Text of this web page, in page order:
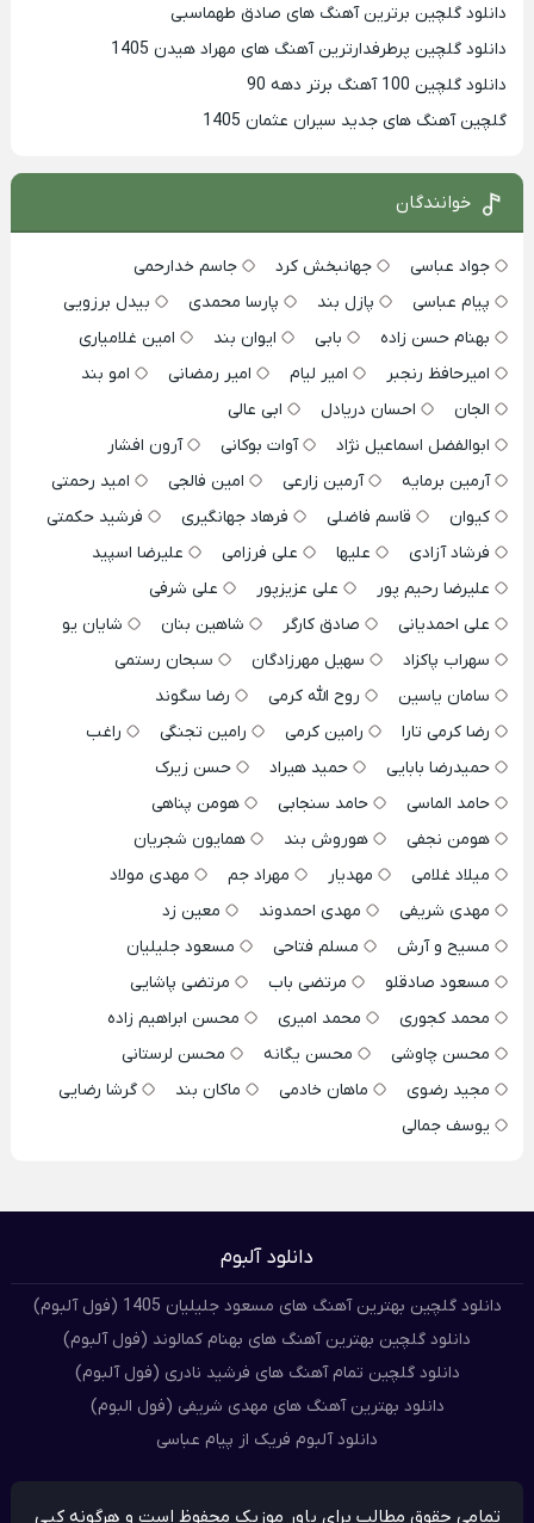
دانلود گلچین برترین آهنگ های صادق طهماسبی
دانلود گلچین پرطرفدارترین آهنگ های مهراد هیدن 1405
دانلود گلچین 100 آهنگ برتر دهه 90
گلچین آهنگ های جدید سیران عثمان 1405
خوانندگان
جواد عباسی جهانبخش کرد
جاسم خدارحمی
پیام عباسی
پازل بند پارسا محمدی
بیدل برزویی
بهنام حسن زاده
بابی ایوان بند
امین غلامیاری
امیرحافظ رنجبر
امیر لیام امیر رمضانی
امو بند
الجان
احسان دریادل
ابی عالی
ابوالفضل اسماعیل نژاد
آوات بوکانی
آرون افشار
آرمین برمایه
آرمین زارعی امین فالجی
امید رحمتی
کیوان
قاسم فاضلی فرهاد جهانگیری
فرشید حکمتی
فرشاد آزادی
علیها علی فرزامی
علیرضا اسپید
علیرضا رحیم پور
علی عزیزپور
علی شرفی
علی احمدیانی
صادق کارگر شاهین بنان
شایان یو
سهراب پاکزاد
سهیل مهرزادگان
سبحان رستمی
سامان یاسین
روح الله کرمی
رضا سگوند
رضا کرمی تارا
رامین کرمی رامین تجنگی
راغب
حمیدرضا بابایی
حمید هیراد
حسن زیرک
حامد الماسی
حامد سنجابی
هومن پناهی
هومن نجفی
هوروش بند
همایون شجریان
میلاد غلامی
مهدیار مهراد جم
مهدی مولاد
مهدی شریفی
مهدی احمدوند
معین زد
مسیح و آرش
مسلم فتاحی
مسعود جلیلیان
مسعود صادقلو
مرتضی باب
مرتضی پاشایی
محمد کجوری
محمد امیری
محسن ابراهیم زاده
محسن چاوشی
محسن یگانه
محسن لرستانی
مجید رضوی
ماهان خادمی ماکان بند
گرشا رضایی
یوسف جمالی
دانلود آلبوم
دانلود گلچین بهترین آهنگ های مسعود جلیلیان 1405 (فول آلبوم)
دانلود گلچین بهترین آهنگ های بهنام کمالوند (فول آلبوم)
دانلود گلچین تمام آهنگ های فرشید نادری (فول آلبوم)
دانلود بهترین آهنگ های مهدی شریفی (فول البوم)
دانلود آلبوم فریک از پیام عباسی
تمامی حقوق مطالب برای پاور موزیک محفوظ است و هرگونه کپی